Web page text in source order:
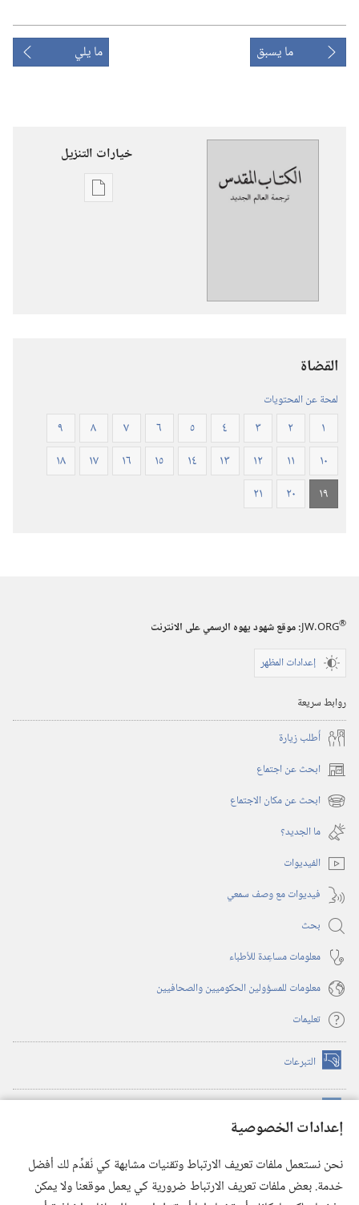
إعدادات الخصوصية
نحن نستعمل ملفات تعريف الارتباط وتقنيات مشابهة كي نُقدِّم لك أفضل
خدمة. بعض ملفات تعريف الارتباط ضرورية كي يعمل موقعنا ولا يمكن
ما يسبق ما يلي
خيارات التنزيل
خيارات
٢٠١٩)‏
القضاة
لمحة عن المحتويات
١ ٢ ٣ ٤ ٥ ٦ ٧ ٨
٩
١٠
١١ ١٢ ١٣ ١٤ ١٥ ١٦ ١٧
١٨
١٩
٢٠ ٢١
JW.ORG®
:‏ موقع شهود يهوه الرسمي على الانترنت
إعدادات المظهر
روابط سريعة
أُطلب زيارة
ابحث عن اجتماع (يفتح
نافذة ابحث عن مكان الاجتماع (يفتح
نافذة
جديدة)
ما الجديد؟‏
الفيديوات
فيديوات مع وصف سمعي
بحث
معلومات مساعِدة للأطباء
معلومات للمسؤولين الحكوميين والصحافيين
تعليمات
التبرعات (يفتح
نافذة
(يفتح
نافذة
(يفتح
نافذة
جديدة) تطبيق ®
JW Library